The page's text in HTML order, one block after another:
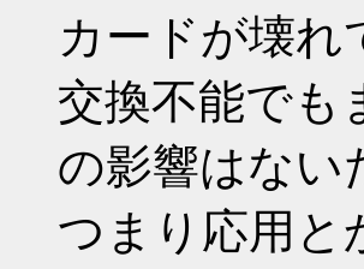
カードが壊れ
交換不能でも
の影響はない
つまり応用と